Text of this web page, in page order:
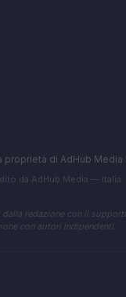
proprietà di AdHub Media
da AdHub Media — Italia
redazione con il
con autori indipendenti.